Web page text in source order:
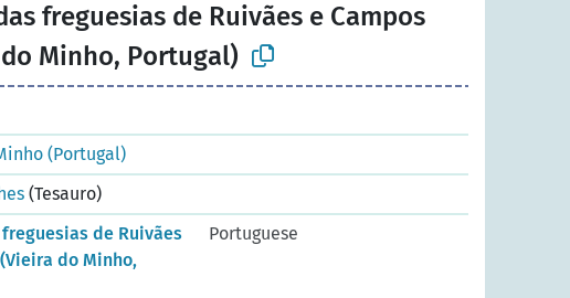
freguesias de Ruivães e Campos
Minho, Portugal)
(Portugal)
(Tesauro)
de Ruivães
do Minho,
Portuguese